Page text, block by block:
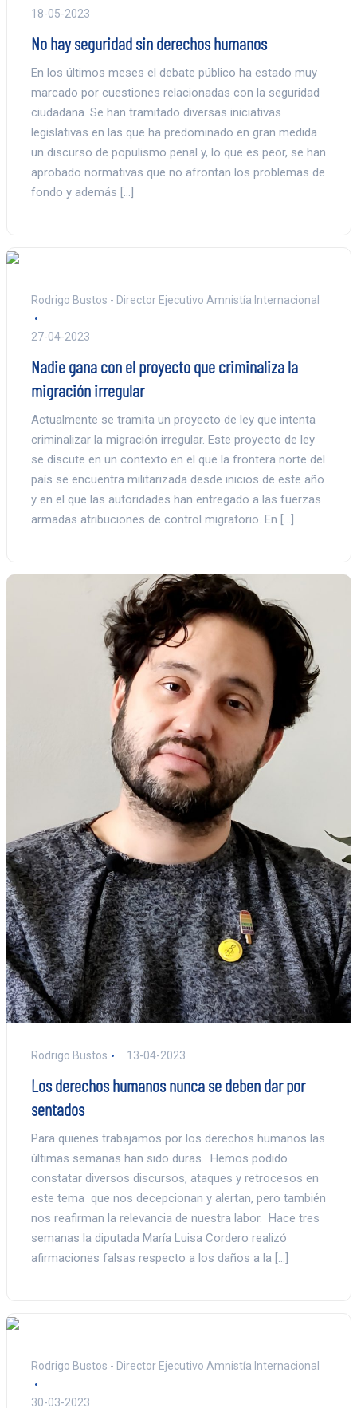
18-05-2023
No hay seguridad sin derechos humanos
En los últimos meses el debate público ha estado muy
marcado por cuestiones relacionadas con la seguridad
ciudadana. Se han tramitado diversas iniciativas
legislativas en las que ha predominado en gran medida
un discurso de populismo penal y, lo que es peor, se han
aprobado normativas que no afrontan los problemas de
fondo y además […]
Rodrigo Bustos - Director Ejecutivo Amnistía Internacional
27-04-2023
Nadie gana con el proyecto que criminaliza la
migración irregular
Actualmente se tramita un proyecto de ley que intenta
criminalizar la migración irregular. Este proyecto de ley
se discute en un contexto en el que la frontera norte del
país se encuentra militarizada desde inicios de este año
y en el que las autoridades han entregado a las fuerzas
armadas atribuciones de control migratorio. En […]
Rodrigo Bustos 13-04-2023
Los derechos humanos nunca se deben dar por
sentados
Para quienes trabajamos por los derechos humanos las
últimas semanas han sido duras. Hemos podido
constatar diversos discursos, ataques y retrocesos en
este tema que nos decepcionan y alertan, pero también
nos reafirman la relevancia de nuestra labor. Hace tres
semanas la diputada María Luisa Cordero realizó
afirmaciones falsas respecto a los daños a la […]
Rodrigo Bustos - Director Ejecutivo Amnistía Internacional
30-03-2023